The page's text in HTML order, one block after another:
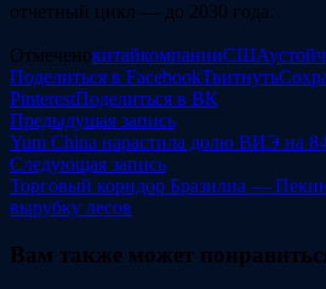
отчетный цикл — до 2030 года.
ОтмеченокитайкомпанииСША
Поделиться в FacebookТвитнуть
PinterestПоделиться в ВК
Навигация
по
записям
Предыдущая записьПредыдущая
запись:
Yum China нарастила долю ВИЭ на
Следующая записьСледующая
запись:
Торговый коридор Бразилиа —
вырубку лесов
Вам также может